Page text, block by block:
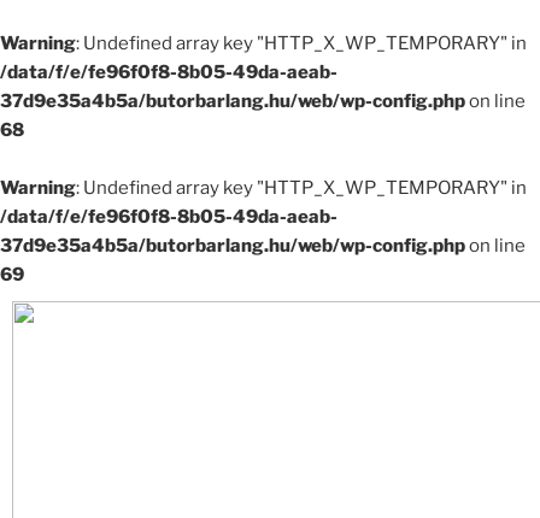
Warning: Undefined array key "HTTP_X_WP_TEMPORARY" in
/data/f/e/fe96f0f8-8b05-49da-aeab-
37d9e35a4b5a/butorbarlang.hu/web/wp-config.phpon line
68
Warning: Undefined array key "HTTP_X_WP_TEMPORARY" in
/data/f/e/fe96f0f8-8b05-49da-aeab-
37d9e35a4b5a/butorbarlang.hu/web/wp-config.phpon line
69